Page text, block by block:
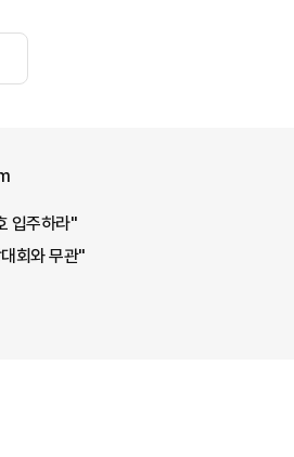
입주하라"
회와 무관"